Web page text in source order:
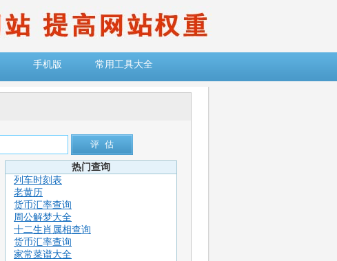
手机版 常用工具大全
热门查询
列车时刻表
老黄历
货币汇率查询
周公解梦大全
十二生肖属相查询
货币汇率查询
家常菜谱大全